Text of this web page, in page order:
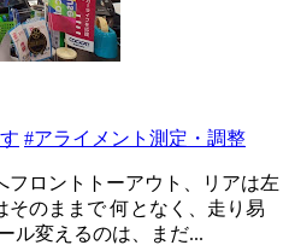
#アライメント測定・調整
フロントトーアウト、リアは左
そのままで 何となく、走り易
ル変えるのは、まだ...